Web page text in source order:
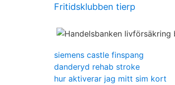
Fritidsklubben tierp
siemens castle finspang
danderyd rehab stroke
hur aktiverar jag mitt sim kort